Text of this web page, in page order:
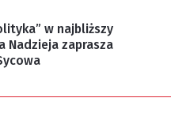
w najbliższy
Nadzieja zaprasza